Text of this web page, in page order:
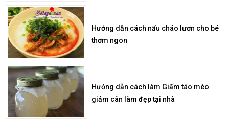
Hướng dẫn cách nấu cháo lươn cho bé
thơm ngon
Hướng dẫn cách làm Giấm táo mèo
giảm cân làm đẹp tại nhà